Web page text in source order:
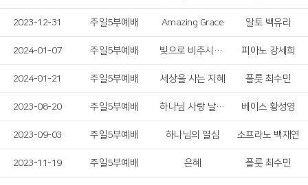
2023-12-31 주일5부예배 Amazing Grace 알토 백유리
2024-01-07 주일5부예배 빛으로 비추시네 & 어둠을 찢으신 빛 피아노 강세희
2024-01-21 주일5부예배 세상을 사는 지혜 플룻 최수민
2023-08-20 주일5부예배 하나님 사랑 날 위하여 베이스 황성영
2023-09-03 주일5부예배 하나님의 열심 소프라노 백재연
2023-11-19 주일5부예배 은혜 플룻 최수민